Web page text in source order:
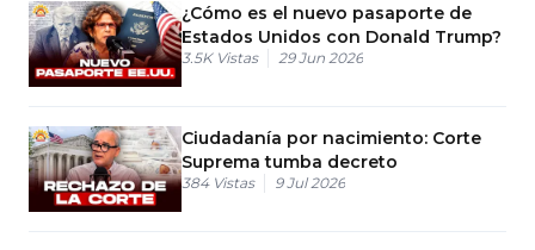
¿Cómo es el nuevo pasaporte de
Estados Unidos con Donald Trump?
3.5K Vistas 29 Jun 2026
Ciudadanía por nacimiento: Corte
Suprema tumba decreto
384 Vistas 9 Jul 2026